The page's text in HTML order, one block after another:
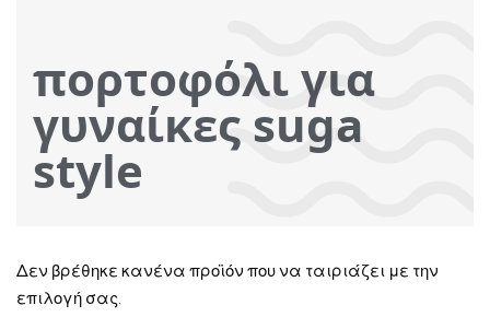
πορτοφόλι για
γυναίκες suga
style
Δεν βρέθηκε κανένα προϊόν που να ταιριάζει με την
επιλογή σας.